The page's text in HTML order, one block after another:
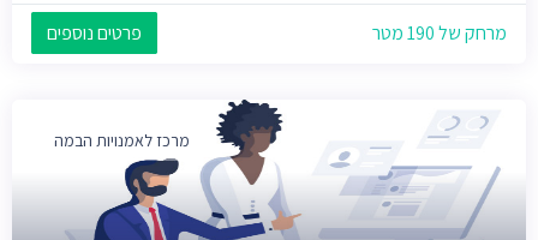
מרחק של 190 מטר פרטים נוספים
מרכז לאמנויות הבמה